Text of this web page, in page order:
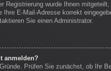
Registrierung wurde Ihnen
Ihre E-Mail-Adresse korrekt
Sie einen Administrator.
anmelden?
Prüfen Sie zunächst, ob Ihr